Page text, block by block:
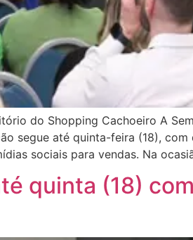
do Shopping Cachoeiro A
segue até quinta-feira (18),
sociais para vendas. Na
quinta (18)